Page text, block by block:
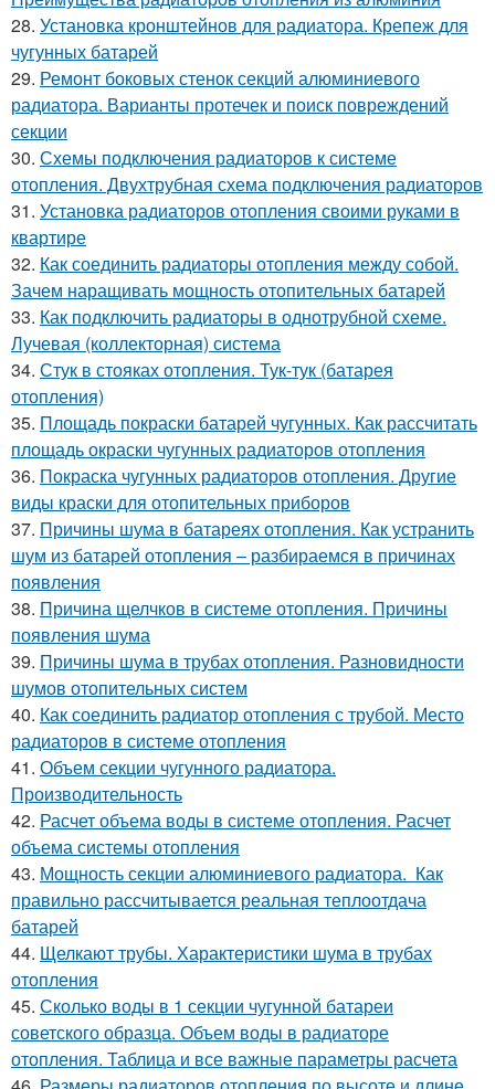
28. Установка кронштейнов для радиатора. Крепеж для
чугунных батарей
29. Ремонт боковых стенок секций алюминиевого
радиатора. Варианты протечек и поиск повреждений
секции
30. Схемы подключения радиаторов к системе
отопления. Двухтрубная схема подключения радиаторов
31. Установка радиаторов отопления своими руками в
квартире
32. Как соединить радиаторы отопления между собой.
Зачем наращивать мощность отопительных батарей
33. Как подключить радиаторы в однотрубной схеме.
Лучевая (коллекторная) система
34. Стук в стояках отопления. Тук-тук (батарея
отопления)
35. Площадь покраски батарей чугунных. Как рассчитать
площадь окраски чугунных радиаторов отопления
36. Покраска чугунных радиаторов отопления. Другие
виды краски для отопительных приборов
37. Причины шума в батареях отопления. Как устранить
шум из батарей отопления – разбираемся в причинах
появления
38. Причина щелчков в системе отопления. Причины
появления шума
39. Причины шума в трубах отопления. Разновидности
шумов отопительных систем
40. Как соединить радиатор отопления с трубой. Место
радиаторов в системе отопления
41. Объем секции чугунного радиатора.
Производительность
42. Расчет объема воды в системе отопления. Расчет
объема системы отопления
43. Мощность секции алюминиевого радиатора. Как
правильно рассчитывается реальная теплоотдача
батарей
44. Щелкают трубы. Характеристики шума в трубах
отопления
45. Сколько воды в 1 секции чугунной батареи
советского образца. Объем воды в радиаторе
отопления. Таблица и все важные параметры расчета